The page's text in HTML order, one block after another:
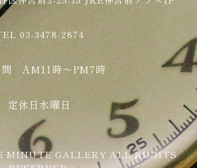
03-3478-2874
間 AM11時～PM7時
定休日水曜日
MINUTE GALLERY ALL RIGHTS